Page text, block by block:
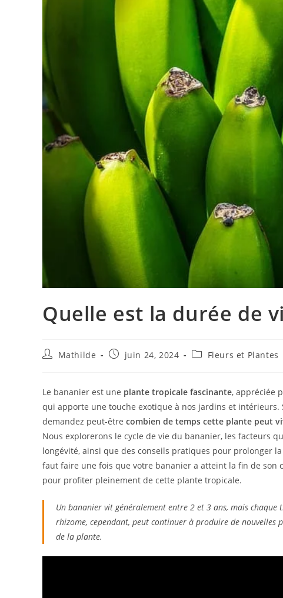
Quelle est la durée de
Mathilde juin 24, 2024 Fleurs et Plantes
Le bananier est une plante tropicale fascinante, appréciée
qui apporte une touche exotique à nos jardins et intérieurs.
demandez peut-être combien de temps cette plante peut
Nous explorerons le cycle de vie du bananier, les facteurs
longévité, ainsi que des conseils pratiques pour prolonger
faut faire une fois que votre bananier a atteint la fin de son
pour profiter pleinement de cette plante tropicale.
Un bananier vit généralement entre 2 et 3 ans, mais
rhizome, cependant, peut continuer à produire de nouvelles
de la plante.